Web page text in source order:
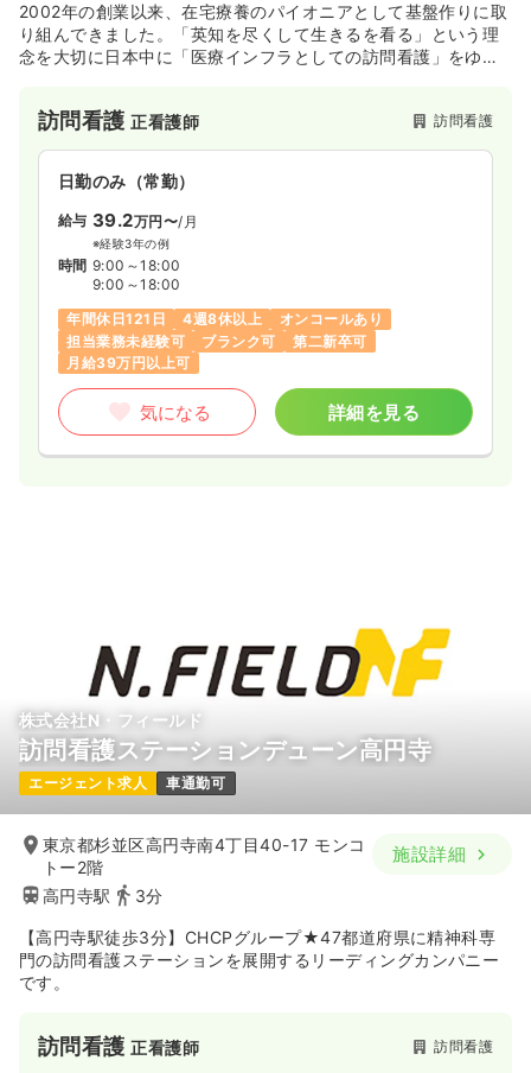
2002年の創業以来、在宅療養のパイオニアとして基盤作りに取
り組んできました。「英知を尽くして生きるを看る」という理
念を大切に日本中に「医療インフラとしての訪問看護」をゆき
す。
訪問看護正看護師 訪問看護
日勤のみ（常勤）
給与 39.2万円〜/月
※経験3年の例
時間 9:00～18:00
9:00～18:00
年間休日121日
4週8休以上
オンコールあり
担当業務未経験可
ブランク可
第二新卒可
月給39万円以上可
気になる 詳細を見る
株式会社N・フィールド
訪問看護ステーションデューン高円寺
エージェント求人 車通勤可
東京都杉並区高円寺南4丁目40-17 モンコ
トー2階
高円寺駅
3分
施設詳細
【高円寺駅徒歩3分】CHCPグループ★47都道府県に精神科専
門の訪問看護ステーションを展開するリーディングカンパニー
です。
訪問看護正看護師 訪問看護